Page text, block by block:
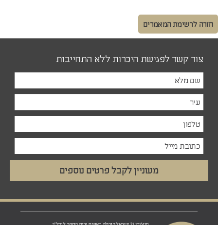
חזרה לרשימת המאמרים
צור קשר לפגישת היכרות ללא התחייבות